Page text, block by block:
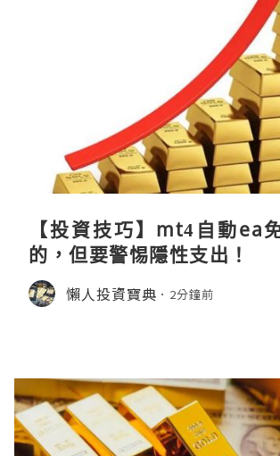
【投資技巧】mt4自動ea
的，但要警惕隱性支出！
懶人投資寶典 2分鐘前